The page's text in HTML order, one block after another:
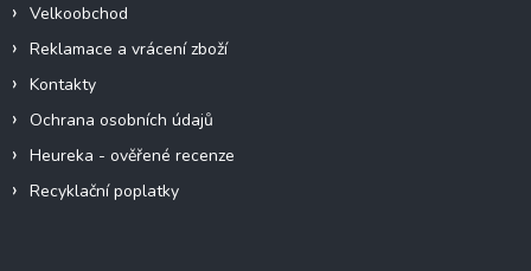
Velkoobchod
Reklamace a vrácení zboží
Kontakty
Ochrana osobních údajů
Heureka - ověřené recenze
Recyklační poplatky